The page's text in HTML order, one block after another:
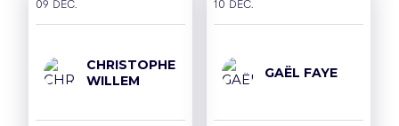
09 déc.
CHRISTOPHE
WILLEM
10 déc.
GAËL FAYE